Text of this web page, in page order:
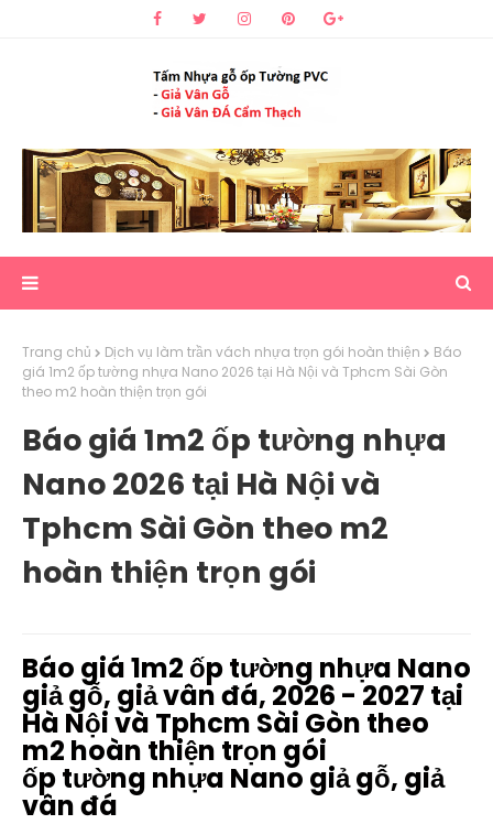
Trang chủ Dịch vụ làm trần vách nhựa trọn gói hoàn thiện
Báo
giá 1m2 ốp tường nhựa Nano 2026 tại Hà Nội và Tphcm Sài Gòn
theo m2 hoàn thiện trọn gói
Báo giá 1m2 ốp tường nhựa
Nano 2026 tại Hà Nội và
Tphcm Sài Gòn theo m2
hoàn thiện trọn gói
Báo giá 1m2 ốp tường nhựa Nano
giả gỗ, giả vân đá, 2026 - 2027 tại
Hà Nội và Tphcm Sài Gòn theo
m2 hoàn thiện trọn gói
ốp tường nhựa Nano giả gỗ, giả
vân đá